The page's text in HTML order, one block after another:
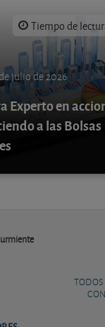
Tiempo de
julio de 2026
Experto en
a las Bolsas